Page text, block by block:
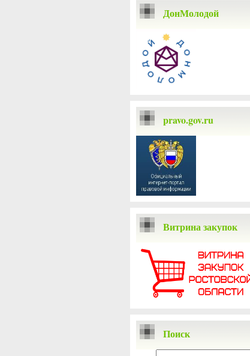
ДонМолодой
pravo.gov.ru
Витрина закупок
Поиск